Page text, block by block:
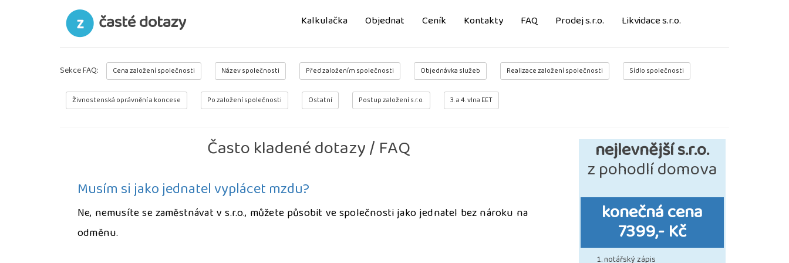
časté dotazy Kalkulačka Objednat Ceník Kontakty FAQ Prodej s.r.o. Likvidace s.r.o.
Sekce FAQ: Cena založení společnosti Název společnosti Před založením společnosti Objednávka služeb Realizace založení společnosti Sídlo společnosti
Živnostenská oprávnění a koncese Po založení společnosti Ostatní Postup založení s.r.o. 3. a 4. vlna EET
Často kladené dotazy / FAQ
Musím si jako jednatel vyplácet mzdu?
Ne, nemusíte se zaměstnávat v s.r.o., můžete působit ve společnosti jako jednatel bez nároku na
odměnu.
nejlevnější s.r.o.
z pohodlí domova
konečná cena
7399,- Kč
notářský zápis